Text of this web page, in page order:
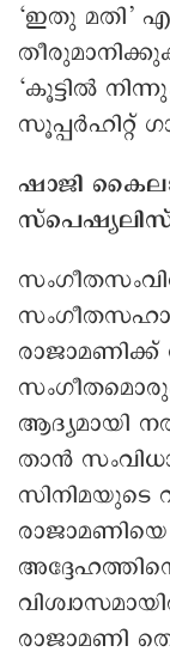
‘ഇതു മതി’
‘കൂട്ടില്‍
സൂപ്പര്‍ഹിറ്റ്
ഷാജി
ആദ്യമായി
താന്‍
സിനിമയുടെ
രാജാമണിയെ
രാജാമണി